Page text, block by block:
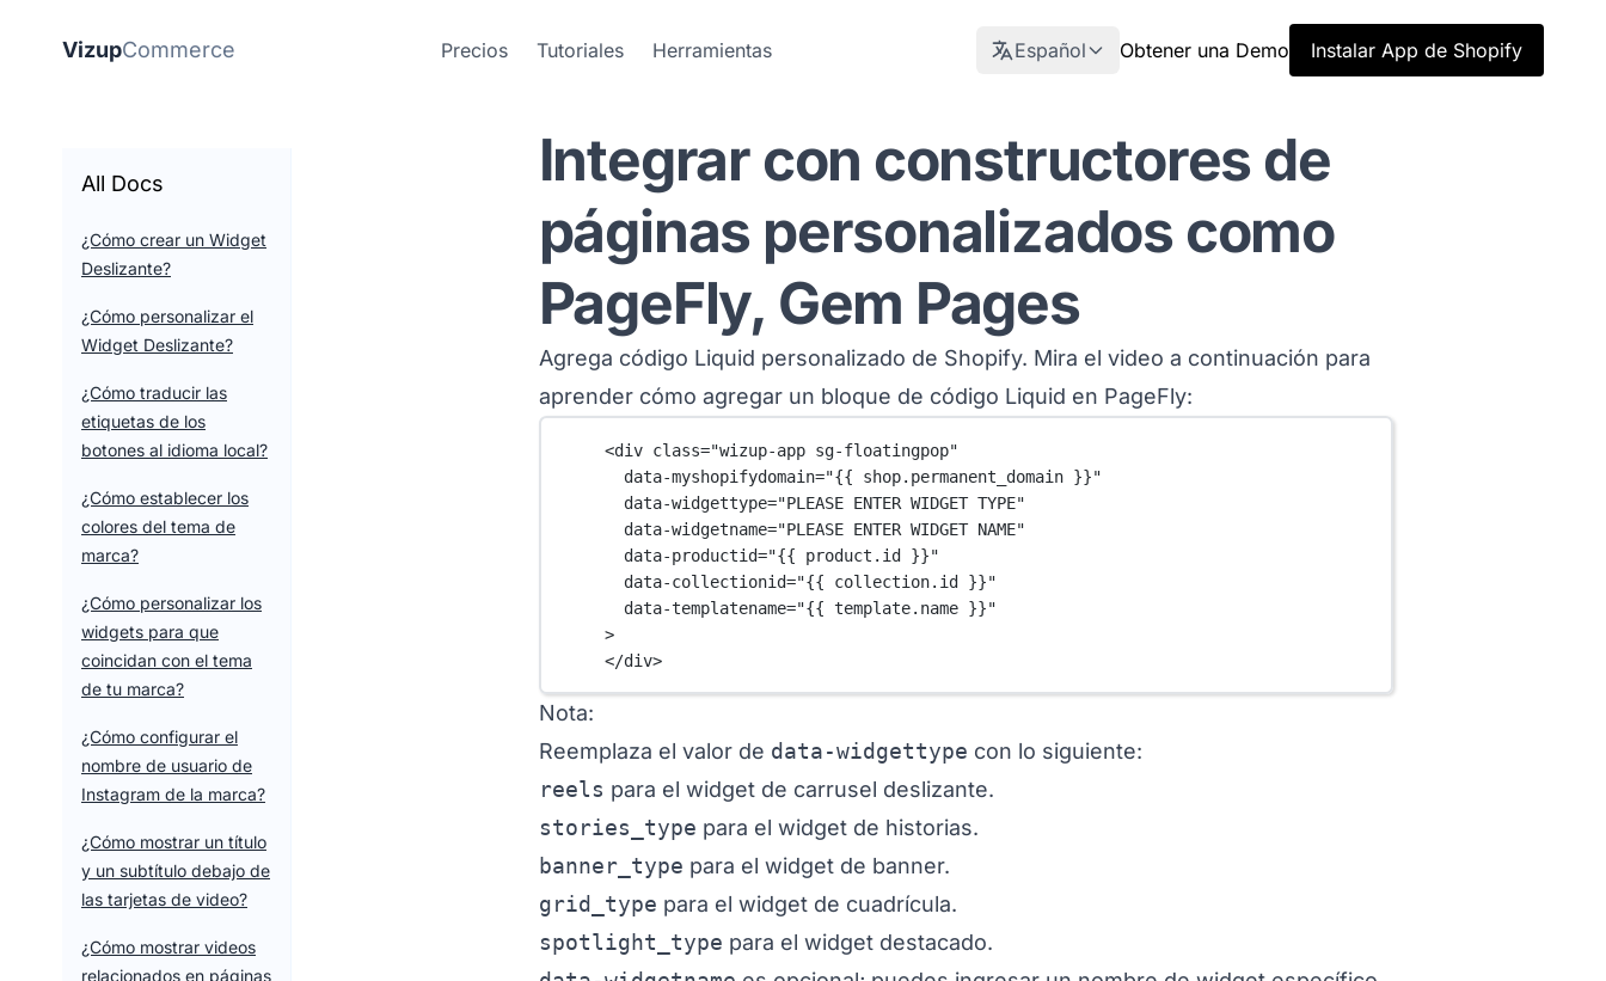
VizupCommerce Precios Tutoriales Herramientas Español Obtener una Demo Instalar App de Shopify
All Docs
¿Cómo crear un Widget
Deslizante?
¿Cómo personalizar el
Widget Deslizante?
¿Cómo traducir las
etiquetas de los
botones al idioma local?
¿Cómo establecer los
colores del tema de
marca?
¿Cómo personalizar los
widgets para que
coincidan con el tema
de tu marca?
¿Cómo configurar el
nombre de usuario de
Instagram de la marca?
¿Cómo mostrar un título
y un subtítulo debajo de
las tarjetas de video?
¿Cómo mostrar videos
relacionados en páginas
Integrar con constructores de
páginas personalizados como
PageFly, Gem Pages
Agrega código Liquid personalizado de Shopify. Mira el video a continuación para
aprender cómo agregar un bloque de código Liquid en PageFly:
<div class="wizup-app sg-floatingpop"
data-myshopifydomain="{{ shop.permanent_domain }}"
data-widgettype="PLEASE ENTER WIDGET TYPE"
data-widgetname="PLEASE ENTER WIDGET NAME"
data-productid="{{ product.id }}"
data-collectionid="{{ collection.id }}"
data-templatename="{{ template.name }}"
>
</div>
Nota:
Reemplaza el valor de data-widgettype con lo siguiente:
reels para el widget de carrusel deslizante.
stories_type para el widget de historias.
banner_type para el widget de banner.
grid_type para el widget de cuadrícula.
spotlight_type para el widget destacado.